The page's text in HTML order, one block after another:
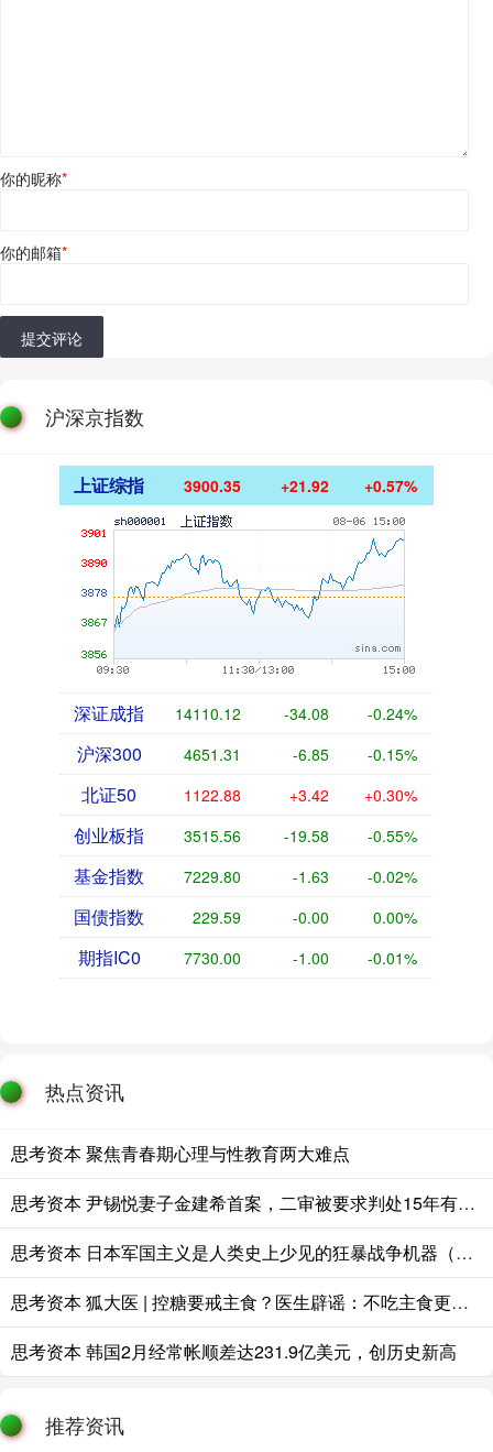
你的昵称*
你的邮箱*
提交评论
沪深京指数
上证综指 3900.35 +21.92 +0.57%
深证成指 14110.12 -34.08 -0.24%
沪深300 4651.31 -6.85 -0.15%
北证50 1122.88 +3.42 +0.30%
创业板指 3515.56 -19.58 -0.55%
基金指数 7229.80 -1.63 -0.02%
国债指数 229.59 -0.00 0.00%
期指IC0 7730.00 -1.00 -0.01%
热点资讯
思考资本 聚焦青春期心理与性教育两大难点
思考资本 尹锡悦妻子金建希首案，二审被要求判处15年有期徒刑
思考资本 日本军国主义是人类史上少见的狂暴战争机器（国际论坛）
思考资本 狐大医 | 控糖要戒主食？医生辟谣：不吃主食更危险
思考资本 韩国2月经常帐顺差达231.9亿美元，创历史新高
推荐资讯